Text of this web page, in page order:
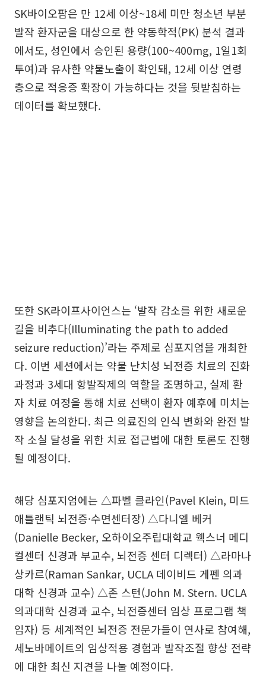
SK바이오팜은 만 12세 이상~18세 미만 청소년 부분
발작 환자군을 대상으로 한 약동학적(PK) 분석 결과
에서도, 성인에서 승인된 용량(100~400mg, 1일1회
투여)과 유사한 약물노출이 확인돼, 12세 이상 연령
층으로 적응증 확장이 가능하다는 것을 뒷받침하는
데이터를 확보했다.
또한 SK라이프사이언스는 ‘발작 감소를 위한 새로운
길을 비추다(Illuminating the path to added
seizure reduction)’라는 주제로 심포지엄을 개최한
다. 이번 세션에서는 약물 난치성 뇌전증 치료의 진화
과정과 3세대 항발작제의 역할을 조명하고, 실제 환
자 치료 여정을 통해 치료 선택이 환자 예후에 미치는
영향을 논의한다. 최근 의료진의 인식 변화와 완전 발
작 소실 달성을 위한 치료 접근법에 대한 토론도 진행
될 예정이다.
해당 심포지엄에는 △파벨 클라인(Pavel Klein, 미드
애틀랜틱 뇌전증·수면센터장) △다니엘 베커
(Danielle Becker, 오하이오주립대학교 웩스너 메디
컬센터 신경과 부교수, 뇌전증 센터 디렉터) △라마나
상카르(Raman Sankar, UCLA 데이비드 게펜 의과
대학 신경과 교수) △존 스턴(John M. Stern. UCLA
의과대학 신경과 교수, 뇌전증센터 임상 프로그램 책
임자) 등 세계적인 뇌전증 전문가들이 연사로 참여해,
세노바메이트의 임상적용 경험과 발작조절 향상 전략
에 대한 최신 지견을 나눌 예정이다.